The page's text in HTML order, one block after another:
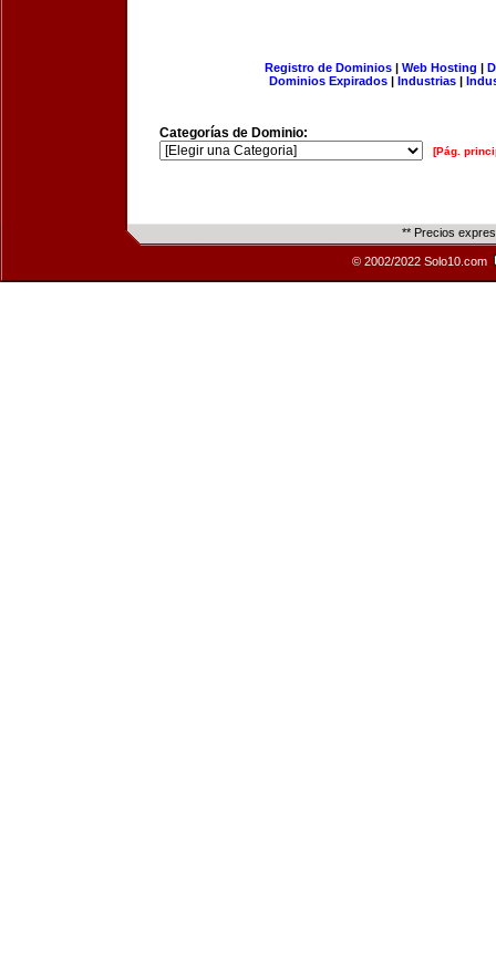
Registro de Dominios| Web Hosting |
Dominios Expirados | Industrias |
Categorías de Dominio:
[Pág.
** Precios
© 2002/2022 Solo10.com